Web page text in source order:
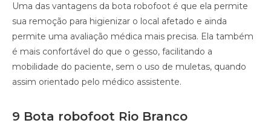
Uma das vantagens da bota robofoot é que ela permite
sua remoção para higienizar o local afetado e ainda
permite uma avaliação médica mais precisa. Ela também
é mais confortável do que o gesso, facilitando a
mobilidade do paciente, sem o uso de muletas, quando
assim orientado pelo médico assistente.
9 Bota robofoot Rio Branco